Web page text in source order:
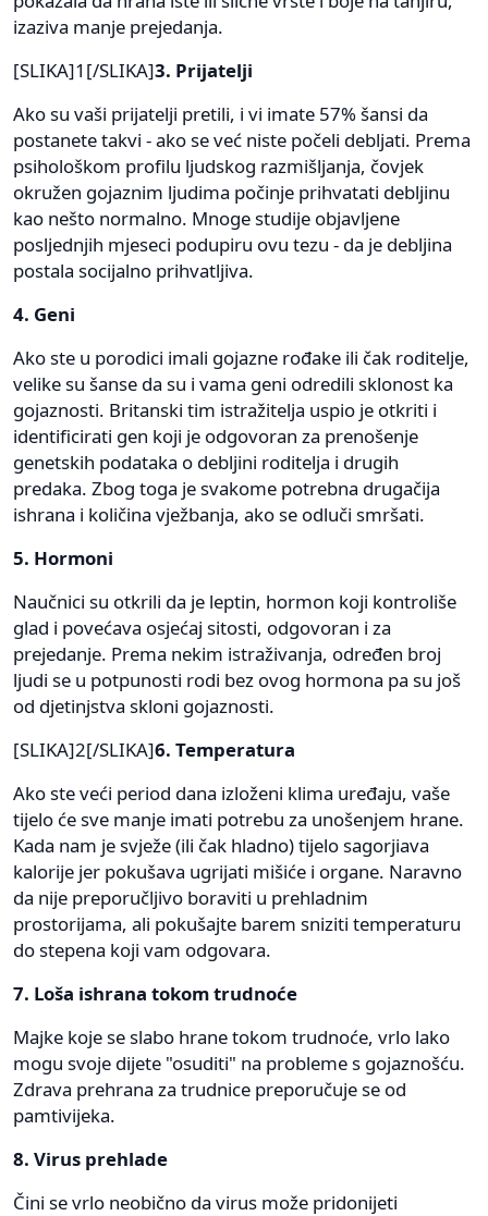
izaziva manje prejedanja.
[SLIKA]1[/SLIKA]3. Prijatelji
Ako su vaši prijatelji pretili, i vi imate 57% šansi da
postanete takvi - ako se već niste počeli debljati. Prema
psihološkom profilu ljudskog razmišljanja, čovjek
okružen gojaznim ljudima počinje prihvatati debljinu
kao nešto normalno. Mnoge studije objavljene
posljednjih mjeseci podupiru ovu tezu - da je debljina
postala socijalno prihvatljiva.
4. Geni
Ako ste u porodici imali gojazne rođake ili čak roditelje,
velike su šanse da su i vama geni odredili sklonost ka
gojaznosti. Britanski tim istražitelja uspio je otkriti i
identificirati gen koji je odgovoran za prenošenje
genetskih podataka o debljini roditelja i drugih
predaka. Zbog toga je svakome potrebna drugačija
ishrana i količina vježbanja, ako se odluči smršati.
5. Hormoni
Naučnici su otkrili da je leptin, hormon koji kontroliše
glad i povećava osjećaj sitosti, odgovoran i za
prejedanje. Prema nekim istraživanja, određen broj
ljudi se u potpunosti rodi bez ovog hormona pa su još
od djetinjstva skloni gojaznosti.
[SLIKA]2[/SLIKA]6. Temperatura
Ako ste veći period dana izloženi klima uređaju, vaše
tijelo će sve manje imati potrebu za unošenjem hrane.
Kada nam je svježe (ili čak hladno) tijelo sagorjiava
kalorije jer pokušava ugrijati mišiće i organe. Naravno
da nije preporučljivo boraviti u prehladnim
prostorijama, ali pokušajte barem sniziti temperaturu
do stepena koji vam odgovara.
7. Loša ishrana tokom trudnoće
Majke koje se slabo hrane tokom trudnoće, vrlo lako
mogu svoje dijete "osuditi" na probleme s gojaznošću.
Zdrava prehrana za trudnice preporučuje se od
pamtivijeka.
8. Virus prehlade
Čini se vrlo neobično da virus može pridonijeti